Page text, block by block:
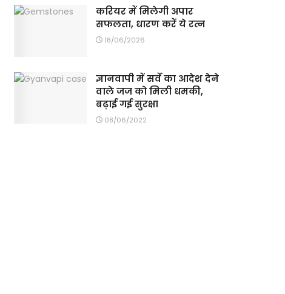
करियर में मिलेगी अपार
सफलता, धारण करें ये रत्न
18/06/2026
ज्ञानवापी में सर्वे का आदेश देने
वाले जज को मिली धमकी,
बढ़ाई गई सुरक्षा
08/06/2022